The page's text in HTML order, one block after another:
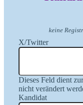
keine
X/Twitter
Dieses Feld dient
nicht verändert
Kandidat